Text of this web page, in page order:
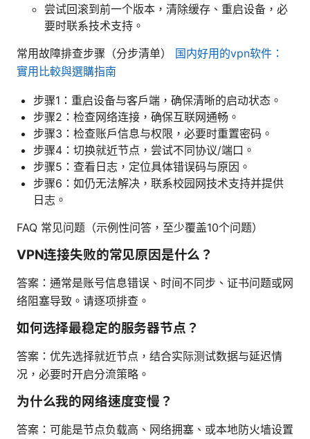
尝试回滚到前一个版本，清除缓存、重启设备，必
要时联系技术支持。
常用故障排查步骤（分步清单） 国内好用的vpn软件：
實用比較與選購指南
步骤1：重启设备与客户端，确保清晰的启动状态。
步骤2：检查网络连接，确保互联网通畅。
步骤3：检查账户信息与权限，必要时重置密码。
步骤4：切换就近节点，尝试不同协议/端口。
步骤5：查看日志，定位具体错误码与原因。
步骤6：如仍无法解决，联系校园网技术支持并提供
日志。
FAQ 常见问题（示例性问答，至少覆盖10个问题）
VPN连接失败的常见原因是什么？
答案：通常是账号信息错误、时间不同步、证书问题或网
络阻塞导致。请逐项排查。
如何选择最稳定的服务器节点？
答案：优先选择就近节点，结合实际测试数据与延迟情
况，必要时开启分流策略。
为什么我的网络速度变慢？
答案：可能是节点负载高、网络拥塞、或本地防火墙设置